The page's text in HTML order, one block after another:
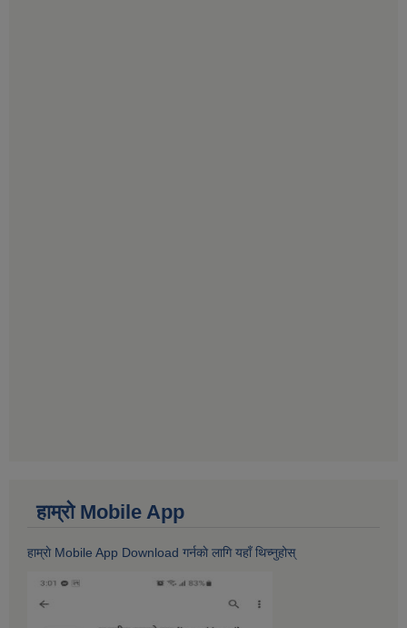
हाम्राे Mobile App
हाम्राे Mobile App Download गर्नकाे लागि यहाँ थिच्नुहोस्‌